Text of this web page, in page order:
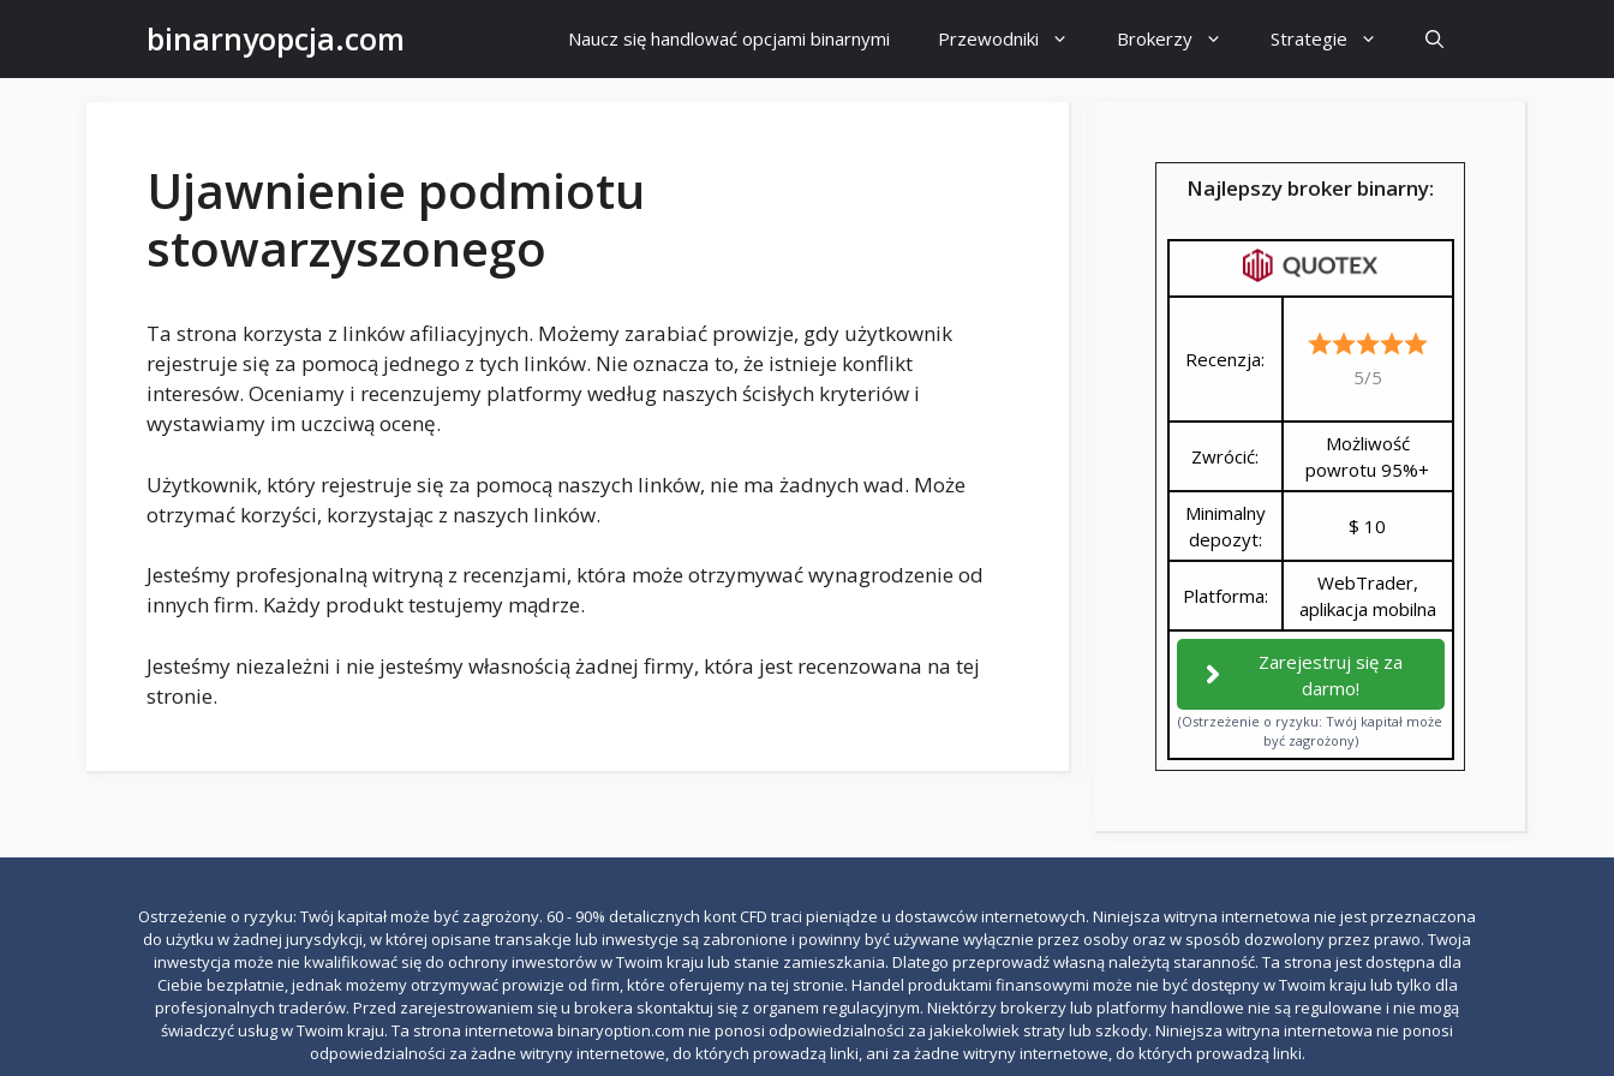
treści
binarnyopcja.com Naucz się handlować opcjami binarnymi Przewodniki Brokerzy Strategie
Ujawnienie podmiotu
stowarzyszonego
Ta strona korzysta z linków afiliacyjnych. Możemy zarabiać prowizje, gdy użytkownik
rejestruje się za pomocą jednego z tych linków. Nie oznacza to, że istnieje konflikt
interesów. Oceniamy i recenzujemy platformy według naszych ścisłych kryteriów i
wystawiamy im uczciwą ocenę.
Użytkownik, który rejestruje się za pomocą naszych linków, nie ma żadnych wad. Może
otrzymać korzyści, korzystając z naszych linków.
Jesteśmy profesjonalną witryną z recenzjami, która może otrzymywać wynagrodzenie od
innych firm. Każdy produkt testujemy mądrze.
Jesteśmy niezależni i nie jesteśmy własnością żadnej firmy, która jest recenzowana na tej
stronie.
Najlepszy broker binarny:
Recenzja:
5/5
Zwrócić:
Możliwość
powrotu 95%+
Minimalny
depozyt:
$ 10
Platforma:
WebTrader,
aplikacja mobilna
Zarejestruj się za
darmo!
(Ostrzeżenie o ryzyku: Twój kapitał może
być zagrożony)
Ostrzeżenie o ryzyku: Twój kapitał może być zagrożony. 60 - 90% detalicznych kont CFD traci pieniądze u dostawców internetowych. Niniejsza witryna internetowa nie jest przeznaczona
do użytku w żadnej jurysdykcji, w której opisane transakcje lub inwestycje są zabronione i powinny być używane wyłącznie przez osoby oraz w sposób dozwolony przez prawo. Twoja
inwestycja może nie kwalifikować się do ochrony inwestorów w Twoim kraju lub stanie zamieszkania. Dlatego przeprowadź własną należytą staranność. Ta strona jest dostępna dla
Ciebie bezpłatnie, jednak możemy otrzymywać prowizje od firm, które oferujemy na tej stronie. Handel produktami finansowymi może nie być dostępny w Twoim kraju lub tylko dla
profesjonalnych traderów. Przed zarejestrowaniem się u brokera skontaktuj się z organem regulacyjnym. Niektórzy brokerzy lub platformy handlowe nie są regulowane i nie mogą
świadczyć usług w Twoim kraju. Ta strona internetowa binaryoption.com nie ponosi odpowiedzialności za jakiekolwiek straty lub szkody. Niniejsza witryna internetowa nie ponosi
odpowiedzialności za żadne witryny internetowe, do których prowadzą linki, ani za żadne witryny internetowe, do których prowadzą linki.